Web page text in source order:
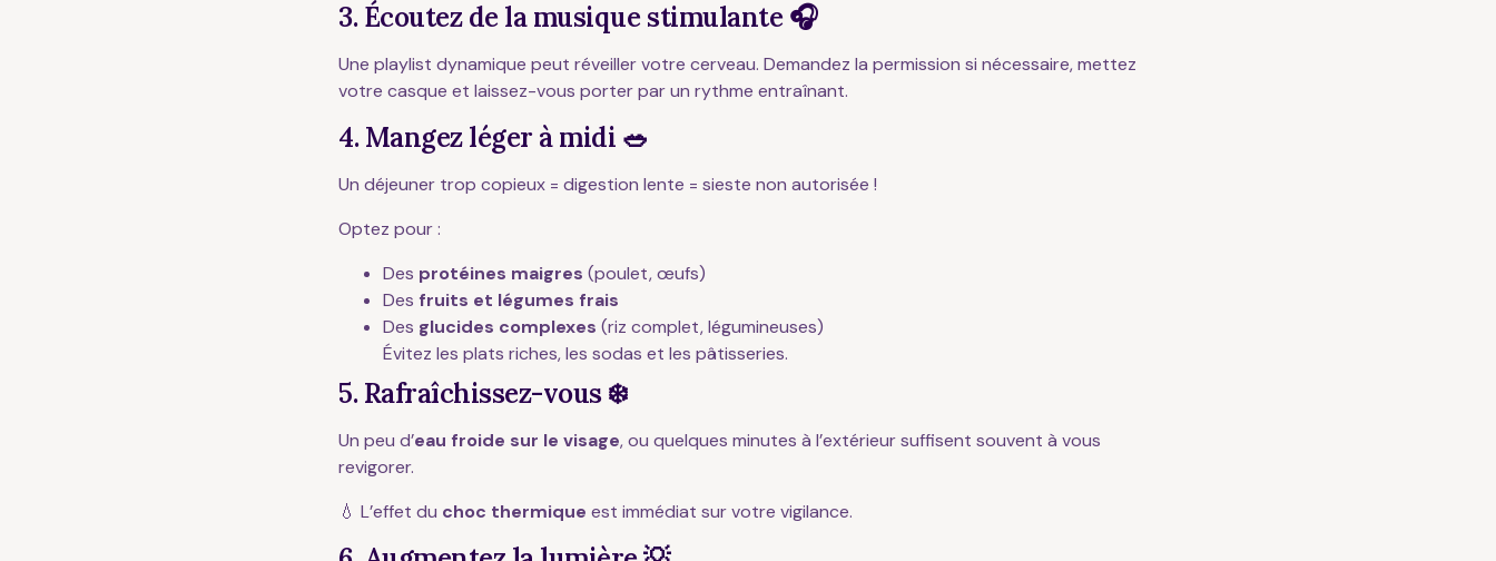
3. Écoutez de la musique stimulante 🎧
Une playlist dynamique peut réveiller votre cerveau. Demandez la permission si nécessaire, mettez
votre casque et laissez-vous porter par un rythme entraînant.
4. Mangez léger à midi 🥗
Un déjeuner trop copieux = digestion lente = sieste non autorisée !
Optez pour :
Des protéines maigres (poulet, œufs)
Des fruits et légumes frais
Des glucides complexes (riz complet, légumineuses)
Évitez les plats riches, les sodas et les pâtisseries.
5. Rafraîchissez-vous ❄️
Un peu d’eau froide sur le visage, ou quelques minutes à l’extérieur suffisent souvent à vous
revigorer.
💧 L’effet du choc thermique est immédiat sur votre vigilance.